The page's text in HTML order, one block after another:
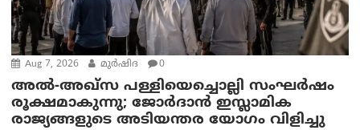
Aug 7, 2026 മുര്‍ഷിദ 0
അൽ-അഖ്‌സ പള്ളിയെച്ചൊല്ലി സംഘർഷം
രൂക്ഷമാകുന്നു; ജോർദാൻ ഇസ്ലാമിക
രാജ്യങ്ങളുടെ അടിയന്തര യോഗം വിളിച്ചു